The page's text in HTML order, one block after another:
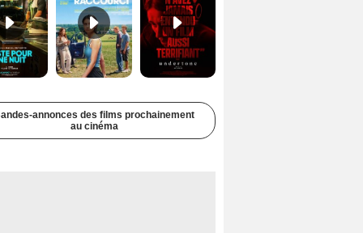
annonces des films prochainement
au cinéma